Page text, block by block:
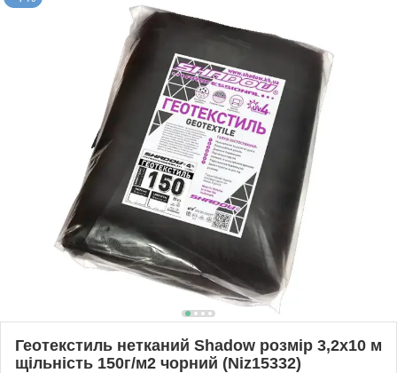
Геотекстиль нетканий Shadow розмір 3,2х10 м
щільність 150г/м2 чорний (Niz15332)